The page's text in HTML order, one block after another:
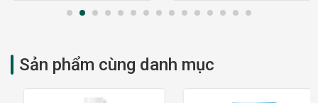
Sản phẩm cùng danh mục